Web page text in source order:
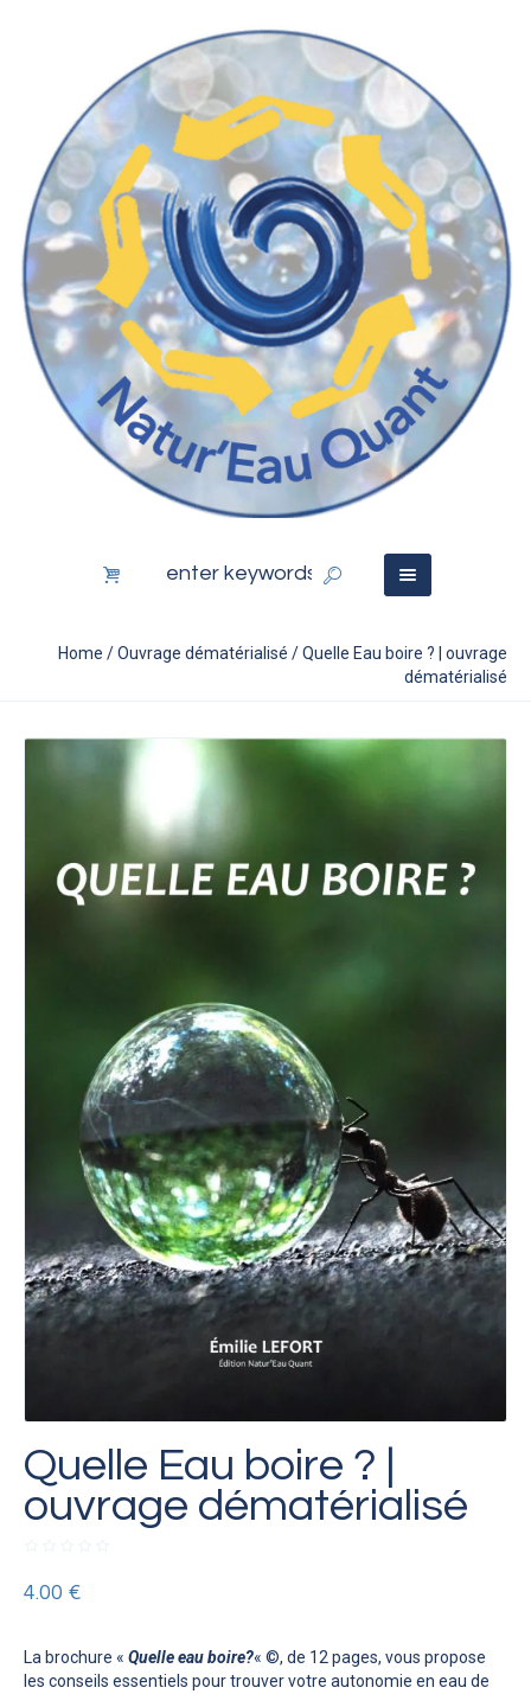
Home /Ouvrage dématérialisé / Quelle Eau boire ? | ouvrage
dématérialisé
Quelle Eau boire ? |
ouvrage dématérialisé
4.00 €
La brochure « Quelle eau boire?« ©, de 12 pages, vous propose
les conseils essentiels pour trouver votre autonomie en eau de